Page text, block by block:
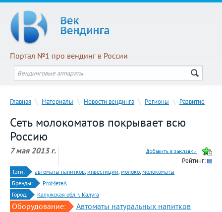
Портал №1 про вендинг в России
Главная \ Материалы \ Новости вендинга \ Регионы \ Развитие
Сеть молокоматов покрывает всю
Россию
7 мая 2013 г.
Рейтинг:
Тэги: автоматы напитков, инвестиции, молоко, молокоматы
Бренды:
ProMeteA
Город:
Калужская обл. \ Калуга
Оборудование: Автоматы натуральных напитков